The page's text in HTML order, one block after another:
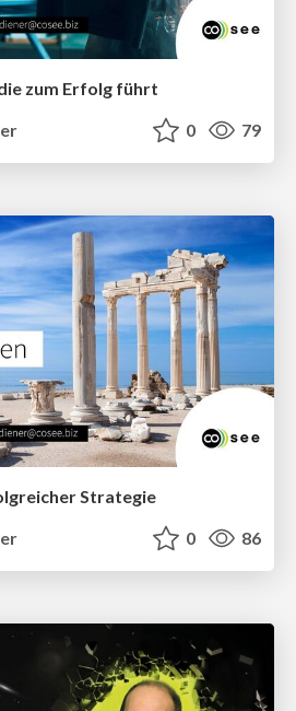
zum Erfolg führt
0 79
Strategie
0 86